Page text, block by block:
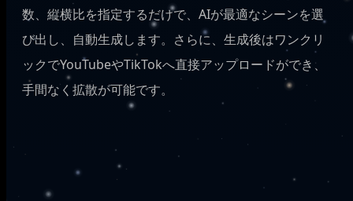
数、縦横比を指定するだけで、AIが最適なシーンを選
び出し、自動生成します。さらに、生成後はワンクリ
ックでYouTubeやTikTokへ直接アップロードができ、
手間なく拡散が可能です。